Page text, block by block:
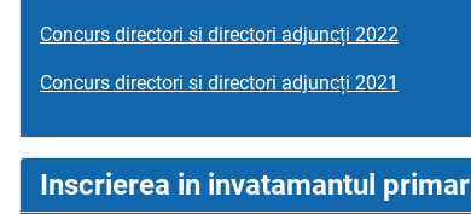
Concurs directori si directori adjuncți 2022
Concurs directori si directori adjuncți 2021
Inscrierea in invatamantul primar